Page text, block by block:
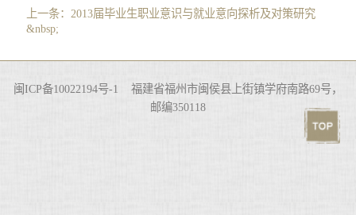
上一条： 2013届毕业生职业意识与就业意向探析及对策研究
&nbsp;
闽ICP备10022194号-1 福建省福州市闽侯县上街镇学府南路69号，
邮编350118